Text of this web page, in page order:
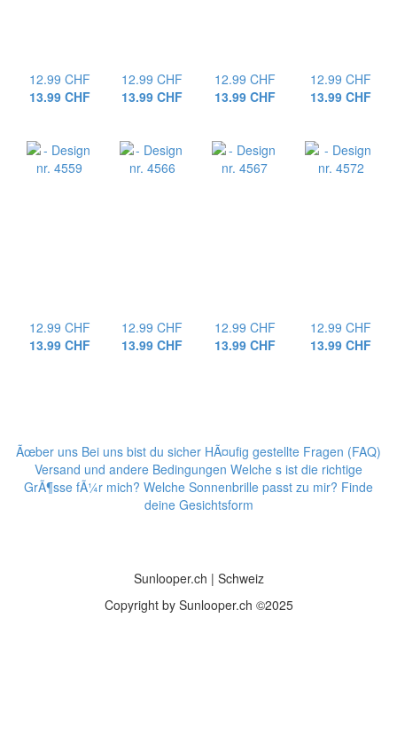
12.99 CHF
13.99 CHF
12.99 CHF
13.99 CHF
12.99 CHF
13.99 CHF
12.99 CHF
13.99 CHF
12.99 CHF
13.99 CHF
12.99 CHF
13.99 CHF
12.99 CHF
13.99 CHF
12.99 CHF
13.99 CHF
Ãœber uns Bei uns bist du sicher HÃ¤ufig gestellte Fragen (FAQ)
Versand und andere Bedingungen Welche s ist die richtige
GrÃ¶sse fÃ¼r mich? Welche Sonnenbrille passt zu mir? Finde
deine Gesichtsform
Sunlooper.ch | Schweiz
Copyright by Sunlooper.ch ©2025